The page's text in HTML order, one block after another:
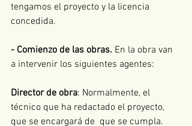
tengamos el proyecto y la licencia
concedida.
- Comienzo de las obras. En la obra van
a intervenir los siguientes agentes:
Director de obra: Normalmente, el
técnico que ha redactado el proyecto,
que se encargará de  que se cumpla.